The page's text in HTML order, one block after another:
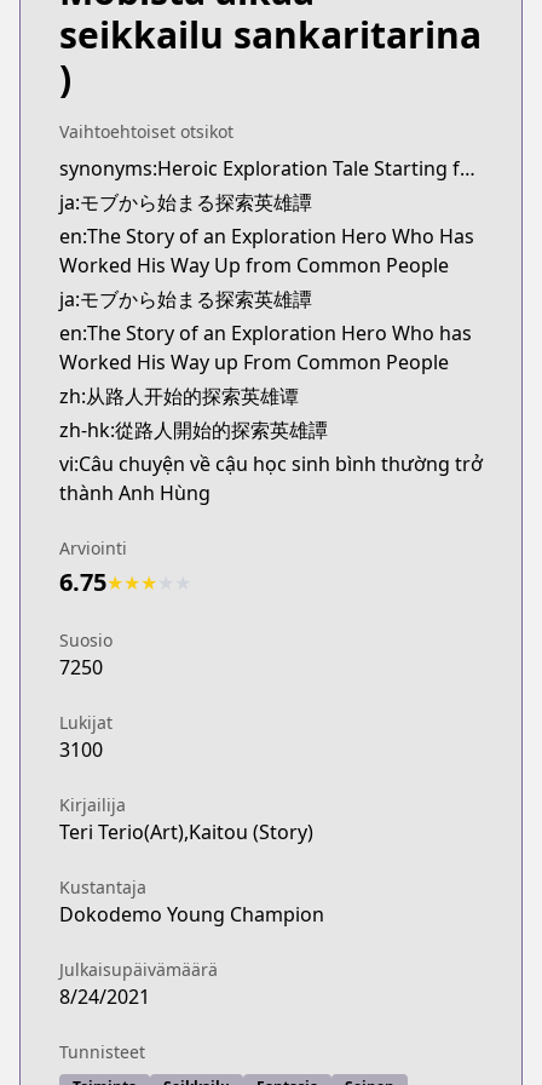
Kitsu
https://kitsu.app/manga/69397
https://www.mangaupdates.com/
novelUpdates
novelUpdates
https://www.novelupdates.com/series/heroic-
Book☆Walker
Book☆Walker
https://bookwalker.jp/series/336783/list
seikkailu sankaritarina
)
Vaihtoehtoiset otsikot
synonyms:Heroic Exploration Tale Starting from Mob
ja:モブから始まる探索英雄譚
en:The Story of an Exploration Hero Who Has
Worked His Way Up from Common People
ja:モブから始まる探索英雄譚
en:The Story of an Exploration Hero Who has
Worked His Way up From Common People
zh:从路人开始的探索英雄谭
zh-hk:從路人開始的探索英雄譚
vi:Câu chuyện về cậu học sinh bình thường trở
thành Anh Hùng
Arviointi
6.75★★★
Suosio
7250
Lukijat
3100
Kirjailija
Teri Terio(Art),Kaitou (Story)
Kustantaja
Dokodemo Young Champion
Julkaisupäivämäärä
8/24/2021
Tunnisteet